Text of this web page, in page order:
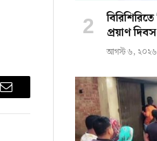
Email
প্রয়াণ
আগস্ট ৬, ২০২৬